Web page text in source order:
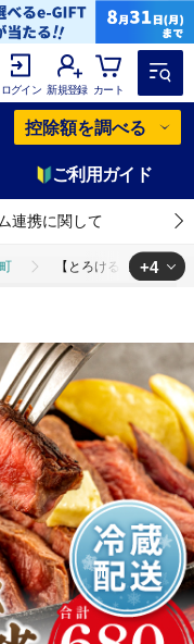
ログイン 新規登録 カート
控除額を調べる
ご利用ガイド
連携に関して
【とろける美味しさ
味しさ】石見和牛 ロースステ
【とろける美味しさ】石見和
) 【とろける美味しさ】
+4